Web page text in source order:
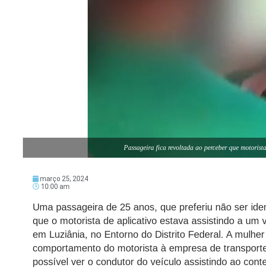
Passageira fica revoltada ao perceber que
março 25, 2024
10:00 am
Uma passageira de 25 anos, que preferiu não ser
que o motorista de aplicativo estava assistindo a um
em Luziânia, no Entorno do Distrito Federal. A
comportamento do motorista à empresa de
possível ver o condutor do veículo assistindo ao